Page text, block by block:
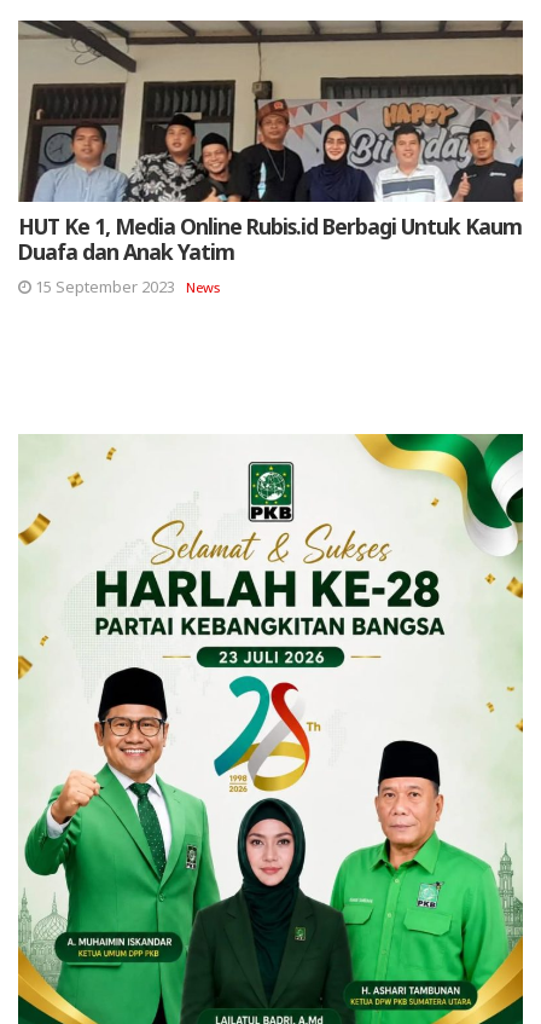
HUT Ke 1, Media Online Rubis.id Berbagi Untuk Kaum
Duafa dan Anak Yatim
15 September 2023 News